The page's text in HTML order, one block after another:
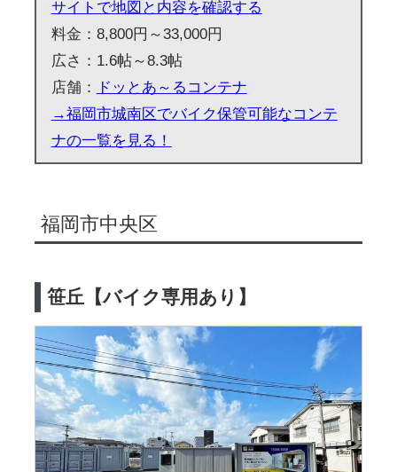
サイトで地図と内容を確認する
料金：8,800円～33,000円
広さ：1.6帖～8.3帖
店舗：
ドッとあ～るコンテナ
→福岡市城南区でバイク保管可能なコンテ
ナの一覧を見る！
福岡市中央区
笹丘【バイク専用あり】